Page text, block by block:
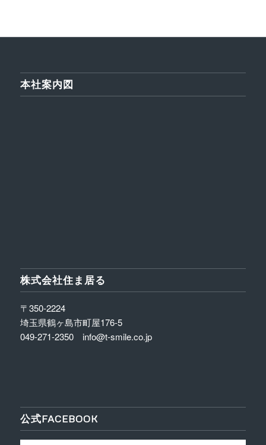
本社案内図
株式会社住ま居る
〒350-2224
埼玉県鶴ヶ島市町屋176-5
049-271-2350 info@t-smile.co.jp
公式FACEBOOK